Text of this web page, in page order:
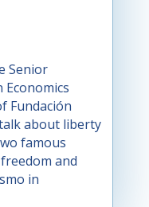
Senior
Economics
Fundación
about liberty
famous
and
in